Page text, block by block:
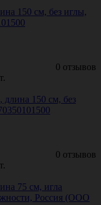
150 см, без иглы,
0 отзывов
длина 150 см, без
0 отзывов
75 см, игла
Россия (ООО